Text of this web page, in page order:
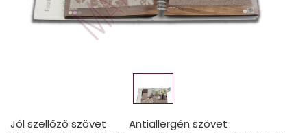
Jól szellőző szövet
Antiallergén szövet